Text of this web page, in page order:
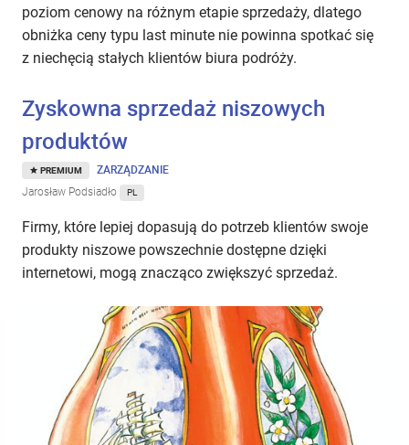
poziom cenowy na różnym etapie sprzedaży, dlatego
obniżka ceny typu last minute nie powinna spotkać się
z niechęcią stałych klientów biura podróży.
Zyskowna sprzedaż niszowych
produktów
PREMIUM ZARZĄDZANIE
Jarosław Podsiadło PL
Firmy, które lepiej dopasują do potrzeb klientów swoje
produkty niszowe powszechnie dostępne dzięki
internetowi, mogą znacząco zwiększyć sprzedaż.